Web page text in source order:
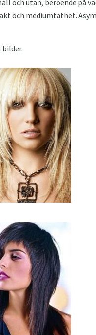
och utan, beroende på
och mediumtäthet.
bilder.